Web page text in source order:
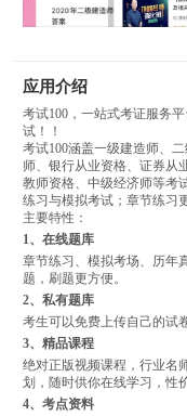
应用介绍
考试100，一站式考证服务
试！！
考试100涵盖一级建造师、
师、银行从业资格、证券从
教师资格、中级经济师等考
练习与模拟考试；章节练习
主要特性：
1、在线题库
章节练习、模拟考场、历年
题，刷题更方便。
2、私有题库
考生可以免费上传自己的试
3、精品课程
绝对正版视频课程，行业名
划，随时供你在线学习，性
4、考点资料